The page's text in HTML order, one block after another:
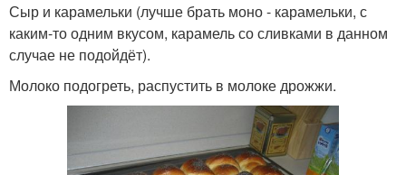
Сыр и карамельки (лучше брать моно - карамельки, с
каким-то одним вкусом, карамель со сливками в данном
случае не подойдёт).
Молоко подогреть, распустить в молоке дрожжи.